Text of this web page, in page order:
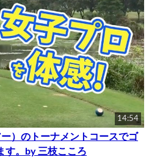
14:54
）のトーナメントコースでゴ
す。by 三枝こころ